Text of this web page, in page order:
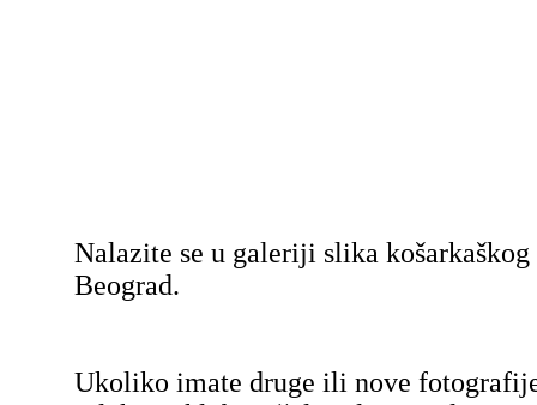
Nalazite se u galeriji slika
Beograd.
Ukoliko imate druge ili nove